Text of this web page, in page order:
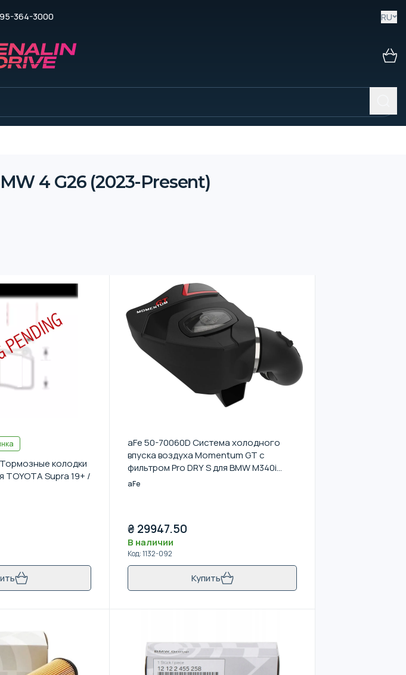
364-3000 RU
4 G26 (2023-Present)
Тормозные колодки
TOYOTA Supra 19+ /
aFe 50-70060D Система холодного
впуска воздуха Momentum GT с
фильтром Pro DRY S для BMW M340i
(G20) 20-24 L6-3.0L (t) B58
aFe
₴ 29947.50
В наличии
Код:1132-092
Купить